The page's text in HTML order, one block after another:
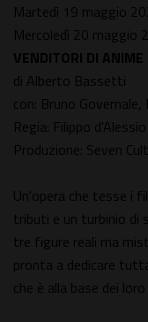
Martedì 19 maggio
Mercoledì 20 maggio
VENDITORI DI ANIME
di Alberto Bassetti
con: Bruno
Regia: Filippo d'Alessio
Produzione: Seven
Un'opera che tesse i
tributi e un turbinio di
tre figure reali ma
pronta a dedicare
che è alla base dei